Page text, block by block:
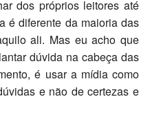
dos próprios leitores até
é diferente da maioria das
ali. Mas eu acho que
dúvida na cabeça das
é usar a mídia como
e não de certezas e